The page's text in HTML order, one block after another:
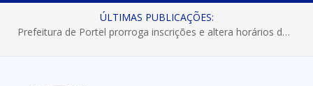
ÚLTIMAS PUBLICAÇÕES:
Prefeitura de Portel prorroga inscrições e altera horários dos concursos “Musa” e “Miss Mix Verão 2026”